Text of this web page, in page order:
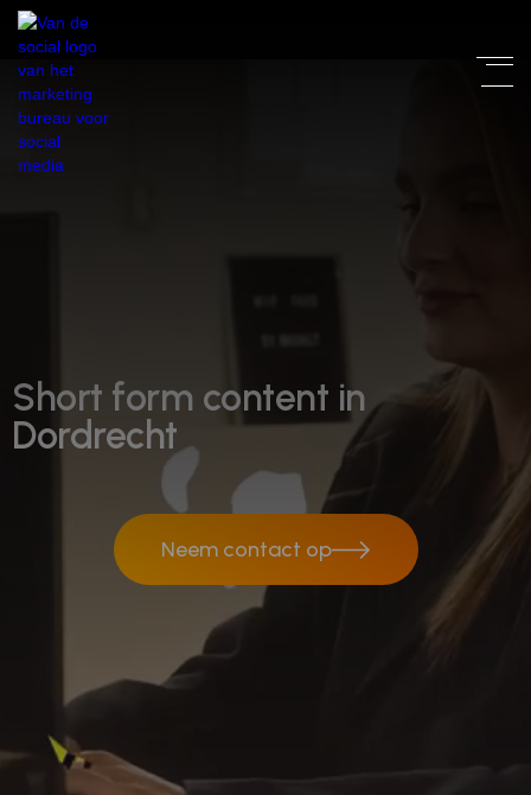
Short form content in
Dordrecht
Neem contact op